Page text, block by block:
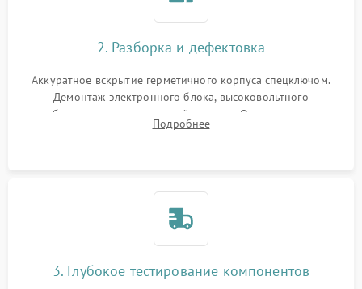
2. Разборка и дефектовка
Аккуратное вскрытие герметичного корпуса спецключом.
Демонтаж электронного блока, высоковольтного
преобразователя и оптической системы. Осмотр контактов
на окисление и проверка целостности уплотнительных
Подробнее
3. Глубокое тестирование компонентов